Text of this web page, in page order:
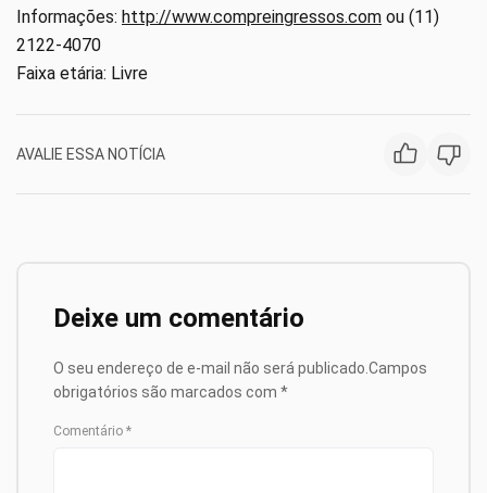
Informações: http://www.compreingressos.com ou (11)
2122-4070
Faixa etária: Livre
AVALIE ESSA NOTÍCIA
Deixe um comentário
O seu endereço de e-mail não será publicado. Campos
obrigatórios são marcados com *
Comentário *